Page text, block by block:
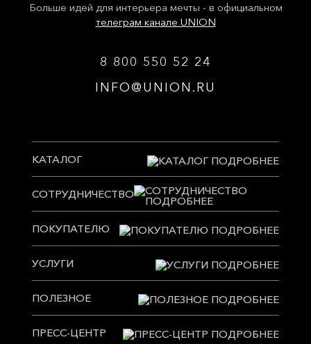
Больше идей для интерьера мечты - в официальном
телеграм канале UNION
8 800 550 52 24
INFO@UNION.RU
КАТАЛОГ
СОТРУДНИЧЕСТВО
ПОКУПАТЕЛЮ
УСЛУГИ
ПОЛЕЗНОЕ
ПРЕСС-ЦЕНТР